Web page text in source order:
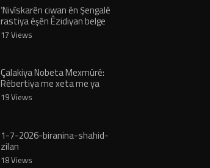
‘Nivîskarên ciwan ên Şengalê
rastiya êşên Êzidiyan belge
dikin’
17 Views
Çalakiya Nobeta Mexmûrê:
Rêbertiya me xeta me ya
sore
19 Views
1-7-2026-biranina-shahid-
zilan
18 Views